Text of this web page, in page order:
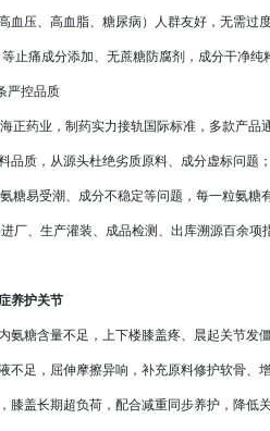
压、高血脂、糖尿病）人群友好，无需过
痛成分添加、无蔗糖防腐剂，成分干净纯
严控品质
药业，制药实力接轨国际标准，多款产品
质，从源头杜绝劣质原料、成分虚标问题
易受潮、成分不稳定等问题，每一粒氨糖
、生产灌装、成品检测、出库溯源百余项
养护关节
糖含量不足，上下楼膝盖疼、晨起关节发
足，屈伸摩擦异响，补充原料修护软骨、
盖长期超负荷，配合减重同步养护，降低